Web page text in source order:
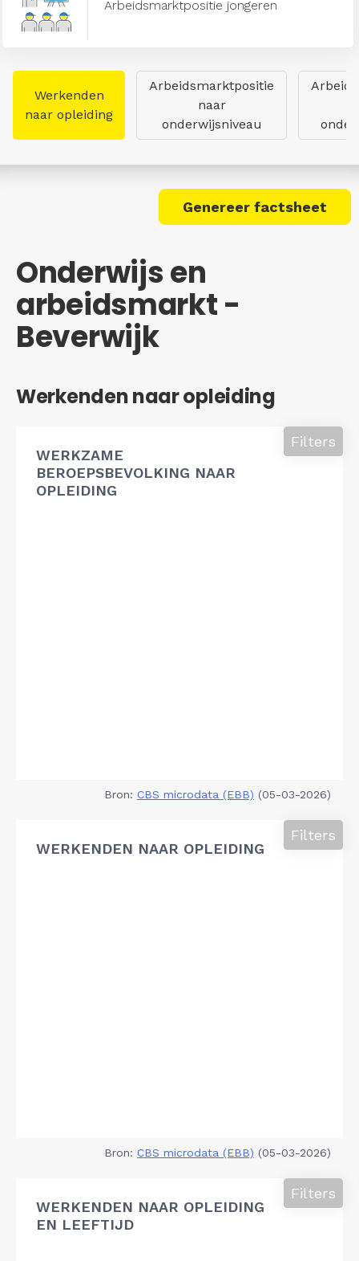
Arbeidsmarktpositie jongeren
Werkenden
naar opleiding
Arbeidsmarktpositie
naar
onderwijsniveau
Genereer factsheet
Onderwijs en
arbeidsmarkt -
Beverwijk
Werkenden naar opleiding
WERKZAME
BEROEPSBEVOLKING NAAR
OPLEIDING
Filters
Bron: CBS microdata (EBB) (05-03-2026)
WERKENDEN NAAR OPLEIDING
Filters
Bron: CBS microdata (EBB) (05-03-2026)
WERKENDEN NAAR OPLEIDING
EN LEEFTIJD
Filters